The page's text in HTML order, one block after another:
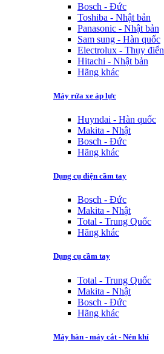
Bosch - Đức
Toshiba - Nhật bản
Panasonic - Nhật bản
Sam sung - Hàn quốc
Electrolux - Thụy điển
Hitachi - Nhật bản
Hãng khác
Máy rửa xe áp lực
Huyndai - Hàn quốc
Makita - Nhật
Bosch - Đức
Hãng khác
Dụng cụ điện cầm tay
Bosch - Đức
Makita - Nhật
Total - Trung Quốc
Hãng khác
Dụng cụ cầm tay
Total - Trung Quốc
Makita - Nhật
Bosch - Đức
Hãng khác
Máy hàn - máy cắt - Nén khí